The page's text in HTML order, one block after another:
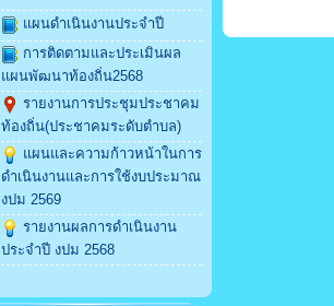
แผนดำเนินงานประจำปี
การติดตามและประเมินผล
แผนพัฒนาท้องถิ่น2568
รายงานการประชุมประชาคม
ท้องถิ่น(ประชาคมระดับตำบล)
แผนและความก้าวหน้าในการ
ดำเนินงานและการใช้งบประมาณ
งปม 2569
รายงานผลการดำเนินงาน
ประจำปี งปม 2568